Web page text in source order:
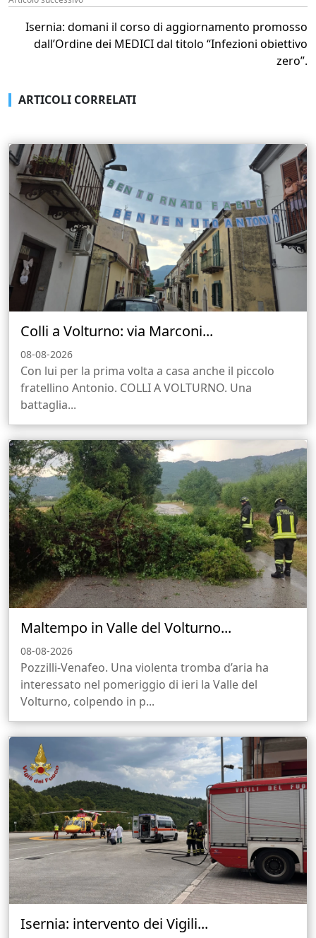
Isernia: domani il corso di aggiornamento promosso
dall’Ordine dei MEDICI dal titolo “Infezioni obiettivo
zero”.
ARTICOLI CORRELATI
Colli a Volturno: via Marconi...
08-08-2026
Con lui per la prima volta a casa anche il piccolo
fratellino Antonio. COLLI A VOLTURNO. Una
battaglia...
Maltempo in Valle del Volturno...
08-08-2026
Pozzilli-Venafeo. Una violenta tromba d’aria ha
interessato nel pomeriggio di ieri la Valle del
Volturno, colpendo in p...
Isernia: intervento dei Vigili...